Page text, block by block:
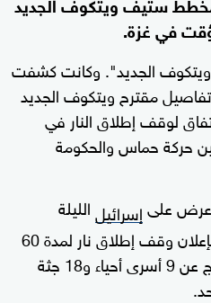
في غزة.
الجديد". وكانت كشفت
مقترح ويتكوف الجديد
لوقف إطلاق النار في
حركة حماس والحكومة
عرض علىإسرائيلالليلة
الماضية، تبدأ المرحلة الأولى بإعلان وقف إطلاق نار لمدة 60
يوما، على أن يتم خلالها الإفراج عن 9 أسرى أحياء و18 جثة